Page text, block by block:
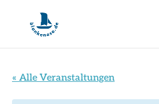
« Alle Veranstaltungen